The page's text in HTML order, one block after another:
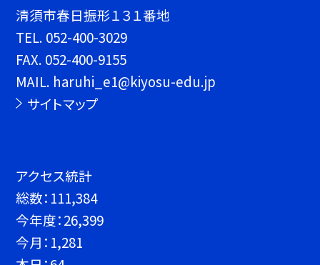
清須市春日振形１３１番地
TEL. 052-400-3029
FAX. 052-400-9155
MAIL. haruhi_e1@kiyosu-edu.jp
サイトマップ
アクセス統計
総数： 111,384
今年度：26,399
今月： 1,281